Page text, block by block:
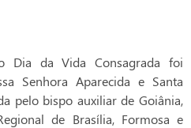
Dia da Vida Consagrada foi
Senhora Aparecida e Santa
pelo bispo auxiliar de Goiânia,
de Brasília, Formosa e